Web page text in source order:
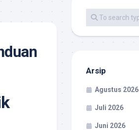
Arsip
Agustus 2026
Juli 2026
Juni 2026